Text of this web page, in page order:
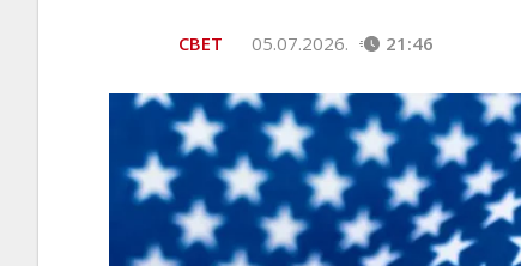
СВЕТ 05.07.2026. 21:46